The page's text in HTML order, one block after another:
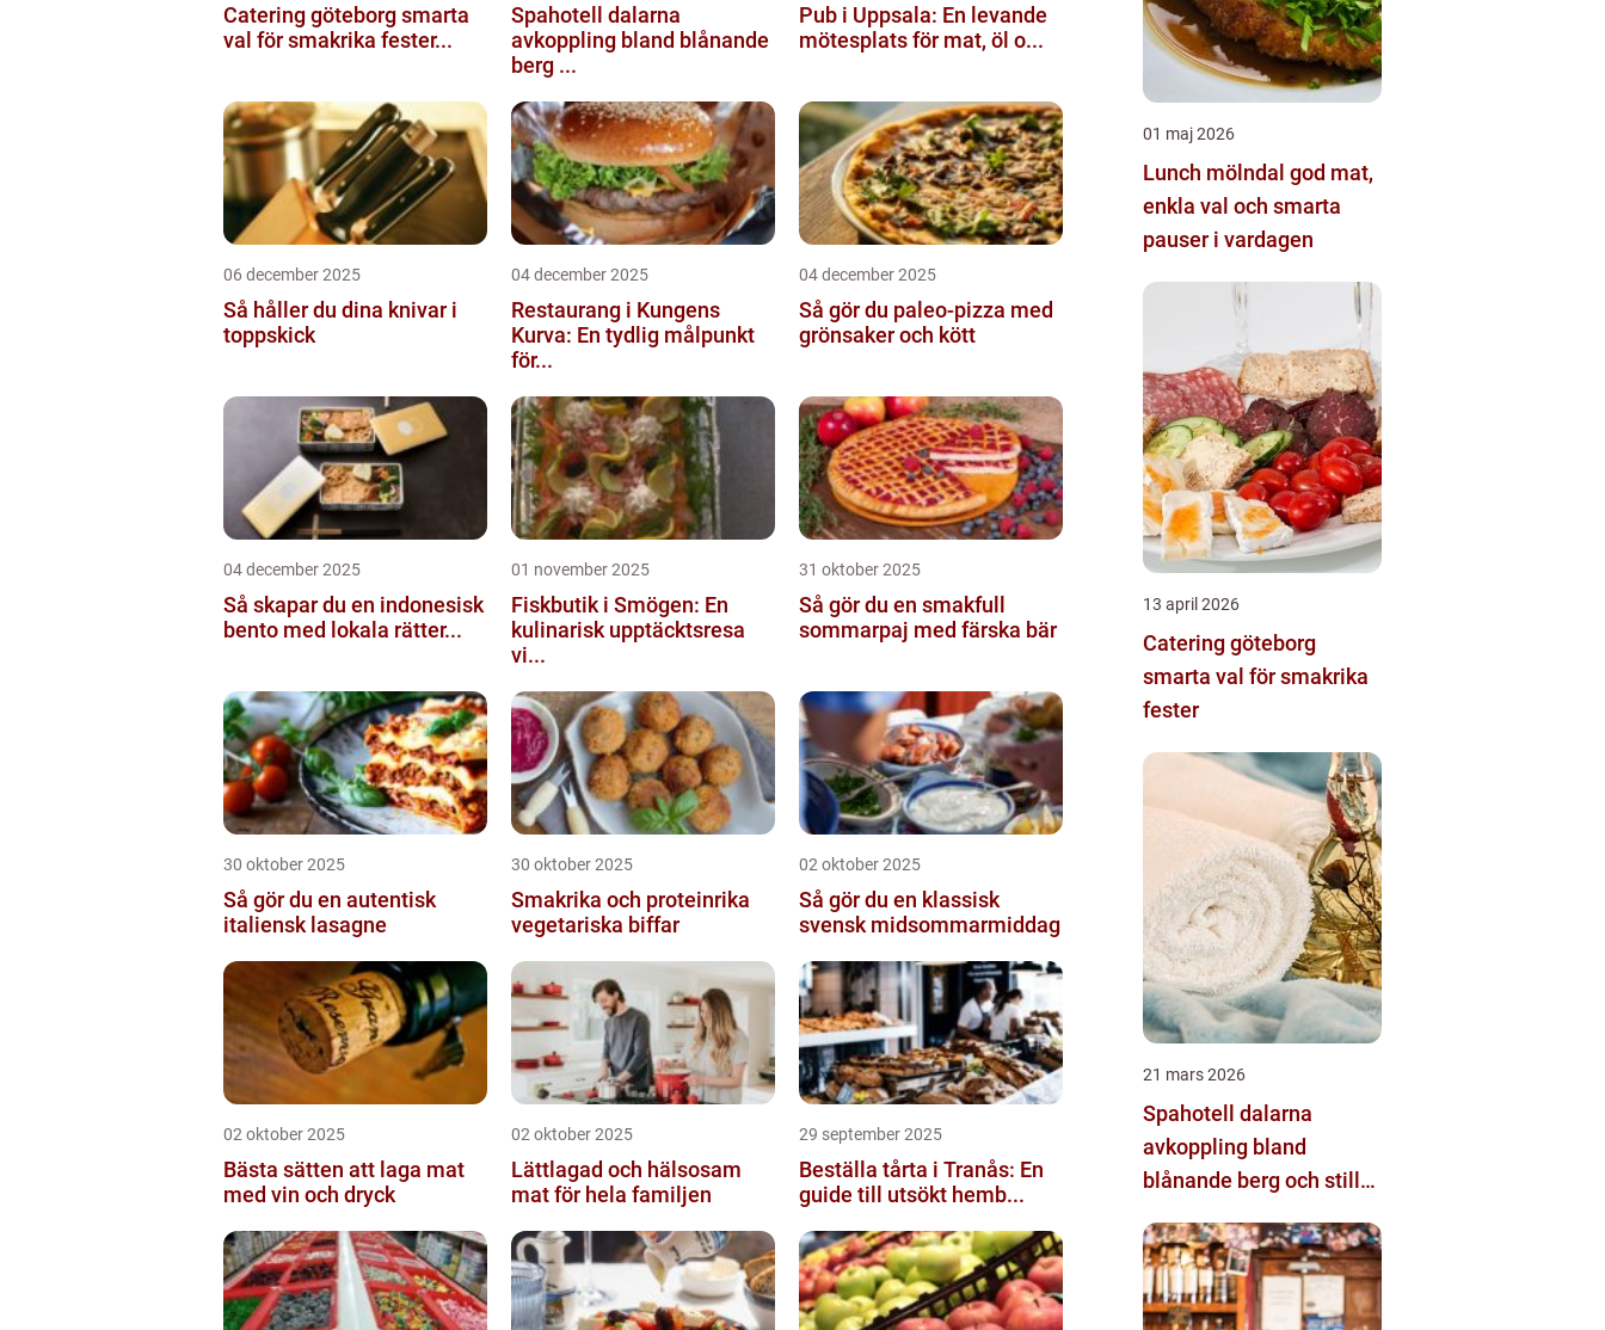
Catering göteborg smarta
val för smakrika fester...
Spahotell dalarna
avkoppling bland blånande
berg ...
Pub i Uppsala: En levande
mötesplats för mat, öl o...
06 december 2025
Så håller du dina knivar i
toppskick
04 december 2025
Restaurang i Kungens
Kurva: En tydlig målpunkt
för...
04 december 2025
Så gör du paleo-pizza med
grönsaker och kött
04 december 2025
Så skapar du en indonesisk
bento med lokala rätter...
01 november 2025
Fiskbutik i Smögen: En
kulinarisk upptäcktsresa
vi...
31 oktober 2025
Så gör du en smakfull
sommarpaj med färska bär
30 oktober 2025
Så gör du en autentisk
italiensk lasagne
30 oktober 2025
Smakrika och proteinrika
vegetariska biffar
02 oktober 2025
Så gör du en klassisk
svensk midsommarmiddag
02 oktober 2025
Bästa sätten att laga mat
med vin och dryck
02 oktober 2025
Lättlagad och hälsosam
mat för hela familjen
29 september 2025
Beställa tårta i Tranås: En
guide till utsökt hemb...
01 maj 2026
Lunch mölndal god mat,
enkla val och smarta
pauser i vardagen
13 april 2026
Catering göteborg
smarta val för smakrika
fester
21 mars 2026
Spahotell dalarna
avkoppling bland
blånande berg och stilla